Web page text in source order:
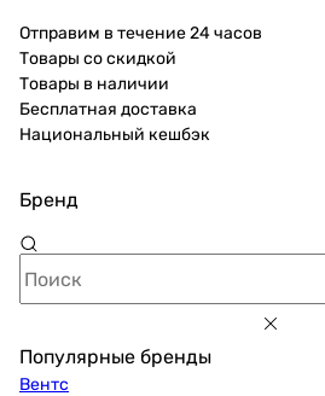
Отправим в течение 24 часов
Товары со скидкой
Товары в наличии
Бесплатная доставка
Национальный кешбэк
Бренд
Популярные бренды
Вентс